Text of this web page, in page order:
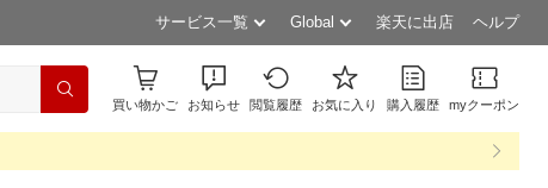
サービス一覧 Global 楽天に出店 ヘルプ
買い物かご お知らせ 閲覧履歴 お気に入り 購入履歴 myクーポン